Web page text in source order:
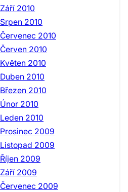
Září 2010
Srpen 2010
Červenec 2010
Červen 2010
Květen 2010
Duben 2010
Březen 2010
Únor 2010
Leden 2010
Prosinec 2009
Listopad 2009
Říjen 2009
Září 2009
Červenec 2009